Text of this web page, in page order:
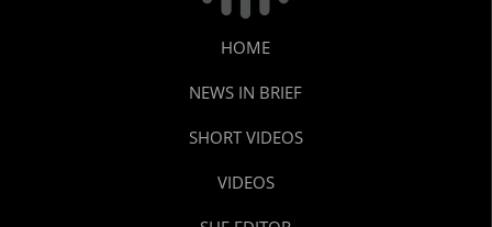
HOME
NEWS IN BRIEF
SHORT VIDEOS
VIDEOS